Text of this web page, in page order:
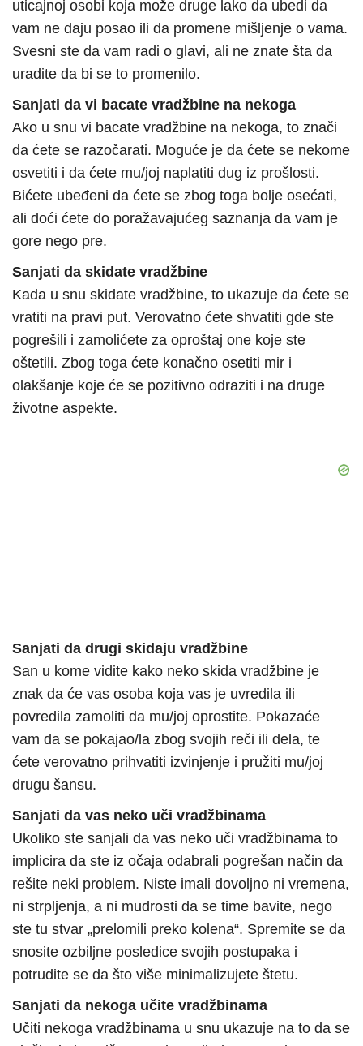
uticajnoj osobi koja može druge lako da ubedi da
vam ne daju posao ili da promene mišljenje o vama.
Svesni ste da vam radi o glavi, ali ne znate šta da
uradite da bi se to promenilo.
Sanjati da vi bacate vradžbine na nekoga
Ako u snu vi bacate vradžbine na nekoga, to znači
da ćete se razočarati. Moguće je da ćete se nekome
osvetiti i da ćete mu/joj naplatiti dug iz prošlosti.
Bićete ubeđeni da ćete se zbog toga bolje osećati,
ali doći ćete do poražavajućeg saznanja da vam je
gore nego pre.
Sanjati da skidate vradžbine
Kada u snu skidate vradžbine, to ukazuje da ćete se
vratiti na pravi put. Verovatno ćete shvatiti gde ste
pogrešili i zamolićete za oproštaj one koje ste
oštetili. Zbog toga ćete konačno osetiti mir i
olakšanje koje će se pozitivno odraziti i na druge
životne aspekte.
Sanjati da drugi skidaju vradžbine
San u kome vidite kako neko skida vradžbine je
znak da će vas osoba koja vas je uvredila ili
povredila zamoliti da mu/joj oprostite. Pokazaće
vam da se pokajao/la zbog svojih reči ili dela, te
ćete verovatno prihvatiti izvinjenje i pružiti mu/joj
drugu šansu.
Sanjati da vas neko uči vradžbinama
Ukoliko ste sanjali da vas neko uči vradžbinama to
implicira da ste iz očaja odabrali pogrešan način da
rešite neki problem. Niste imali dovoljno ni vremena,
ni strpljenja, a ni mudrosti da se time bavite, nego
ste tu stvar „prelomili preko kolena“. Spremite se da
snosite ozbiljne posledice svojih postupaka i
potrudite se da što više minimalizujete štetu.
Sanjati da nekoga učite vradžbinama
Učiti nekoga vradžbinama u snu ukazuje na to da se